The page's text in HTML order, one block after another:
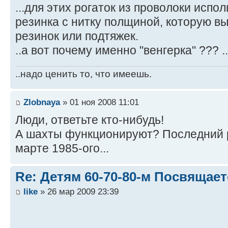
...для этих рогаток из проволоки
резинка с нитку полщиной, которую
резинок или подтяжек.
..а вот почему именно "венгерка" ???
..надо ценить то, что имеешь.
Zlobnaya» 01 ноя 2008 11:01
Люди, ответьте кто-нибудь!
А шахты функционируют? Последний
марте 1985-ого...
Re: Детям 60-70-80-м
like » 26 мар 2009 23:39